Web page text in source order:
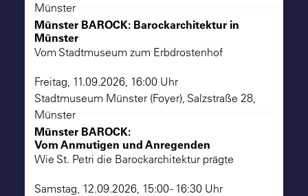
Münster
Münster BAROCK: Barockarchitektur in
Münster
Vom Stadtmuseum zum Erbdrostenhof
Freitag, 11.09.2026, 16:00 Uhr
Stadtmuseum Münster (Foyer), Salzstraße 28,
Münster
Münster BAROCK:
Vom Anmutigen und Anregenden
Wie St. Petri die Barockarchitektur prägte
Samstag, 12.09.2026, 15:00 - 16:30 Uhr